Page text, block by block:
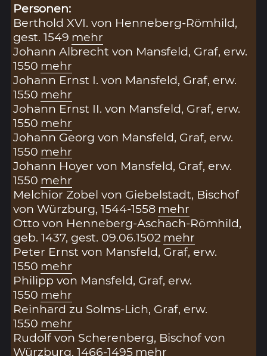
Personen:
Berthold XVI. von Henneberg-Römhild,
gest. 1549 mehr
Johann Albrecht von Mansfeld, Graf, erw.
1550 mehr
Johann Ernst I. von Mansfeld, Graf, erw.
1550 mehr
Johann Ernst II. von Mansfeld, Graf, erw.
1550 mehr
Johann Georg von Mansfeld, Graf, erw.
1550 mehr
Johann Hoyer von Mansfeld, Graf, erw.
1550 mehr
Melchior Zobel von Giebelstadt, Bischof
von Würzburg, 1544-1558 mehr
Otto von Henneberg-Aschach-Römhild,
geb. 1437, gest. 09.06.1502 mehr
Peter Ernst von Mansfeld, Graf, erw.
1550 mehr
Philipp von Mansfeld, Graf, erw.
1550 mehr
Reinhard zu Solms-Lich, Graf, erw.
1550 mehr
Rudolf von Scherenberg, Bischof von
Würzburg, 1466-1495 mehr